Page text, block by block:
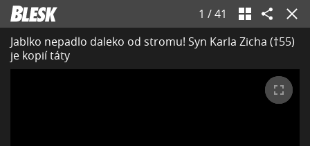
1 /41
Jablko nepadlo daleko od stromu! Syn Karla Zicha (†55)
je kopií táty